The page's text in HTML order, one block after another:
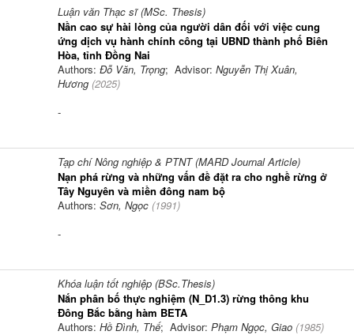
Luận văn Thạc sĩ (MSc. Thesis)
Nần cao sự hài lòng của người dân đối với việc cung
ứng dịch vụ hành chính công tại UBND thành phố Biên
Hòa, tỉnh Đồng Nai
Authors: Đỗ Văn, Trọng; Advisor: Nguyễn Thị Xuân,
Hương (2025)
-
Tạp chí Nông nghiệp & PTNT (MARD Journal Article)
Nạn phá rừng và những vấn đề đặt ra cho nghề rừng ở
Tây Nguyên và miền đông nam bộ
Authors: Sơn, Ngọc (1991)
-
Khóa luận tốt nghiệp (BSc.Thesis)
Nắn phân bố thực nghiệm (N_D1.3) rừng thông khu
Đông Bắc bằng hàm BETA
Authors: Hồ Đình, Thế; Advisor: Phạm Ngọc, Giao (1985)